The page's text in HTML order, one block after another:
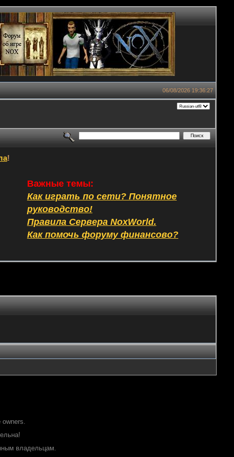
06/08/2026 19:36:27
!
Важные темы:
Как играть по сети? Понятное
руководство!
Правила Сервера NoxWorld.
Как помочь форуму финансово?
владельцам.